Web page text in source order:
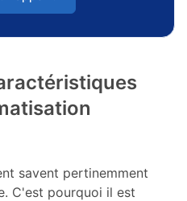
savent pertinemment
C'est pourquoi il est